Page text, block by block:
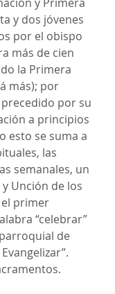
y dos jóvenes
por el obispo
más de cien
la Primera
más); por
por su
a principios
esto se suma a
las
semanales, un
Unción de los
el primer
“celebrar”
de